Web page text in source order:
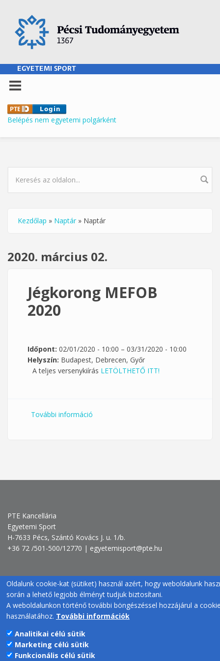
EGYETEMI SPORT
Belépés nem egyetemi polgárként
KERESÉS ŰRLAP
Jelenlegi hely
Kezdőlap » Naptár » Naptár
2020. március 02.
Jégkorong MEFOB
2020
Időpont: 02/01/2020 - 10:00 – 03/31/2020 - 10:00
Helyszín: Budapest, Debrecen, Győr
A teljes versenykiírás LETÖLTHETŐ ITT!
További információ
PTE Kancellária
Egyetemi Sport
H-7633 Pécs, Szántó Kovács J. u. 1/b.
+36 72 /501-500/12770 | egyetemisport@pte.hu
Oldalunk cookie-kat (sütiket) használ azért, hogy weboldalunk
során a lehető legjobb élményt tudjuk biztosítani.
A weboldalunkon történő további böngészéssel hozzájárul a
használatához. További információk
Analitikai célú sütik
Marketing célú sütik
Funkcionális célú sütik